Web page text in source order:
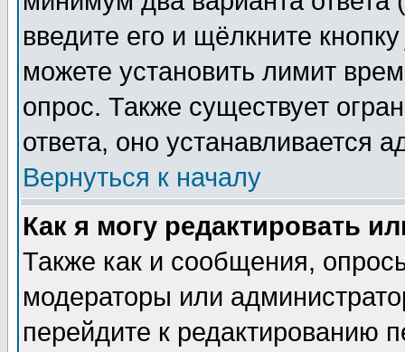
введите его и щёлкните
можете установить лимит
опрос. Также существует
ответа, оно устанавливается
Вернуться к началу
Как я могу редактировать
Также как и сообщения,
модераторы или
перейдите к редактированию